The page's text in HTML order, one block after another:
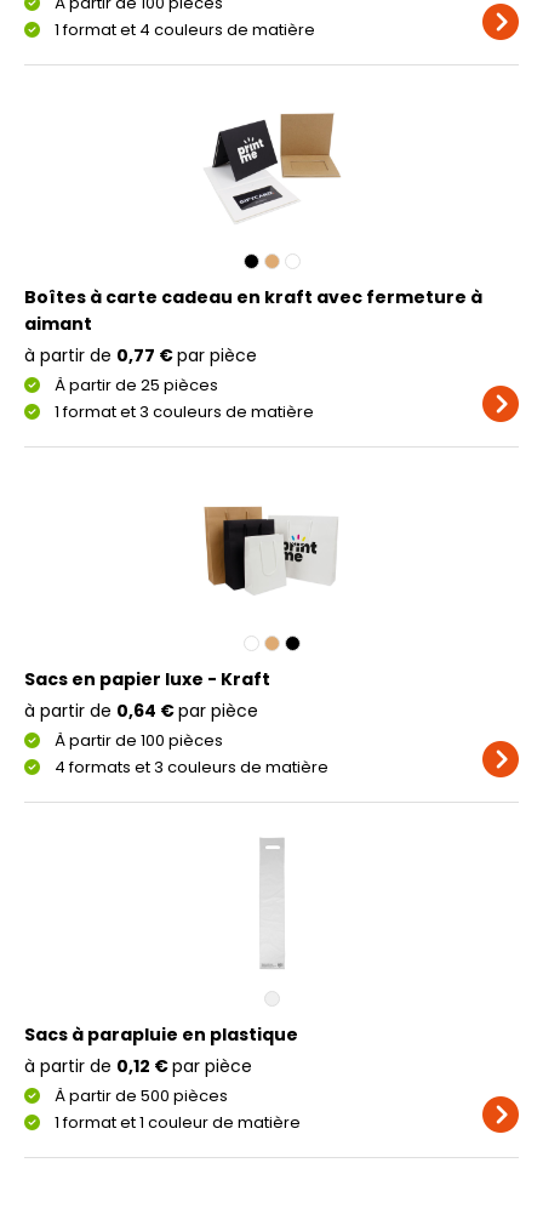
1 format et 4 couleurs de matière
Boîtes à carte cadeau en kraft avec fermeture à
aimant
À partir de 25 pièces
1 format et 3 couleurs de matière
à partir de 0,77 €par pièce
Sacs en papier luxe - Kraft
À partir de 100 pièces
4 formats et 3 couleurs de matière
à partir de 0,64 €par pièce
Sacs à parapluie en plastique
À partir de 500 pièces
1 format et 1 couleur de matière
à partir de 0,12 €par pièce